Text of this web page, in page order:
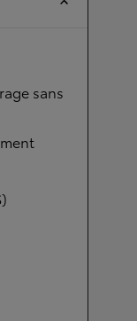
sans